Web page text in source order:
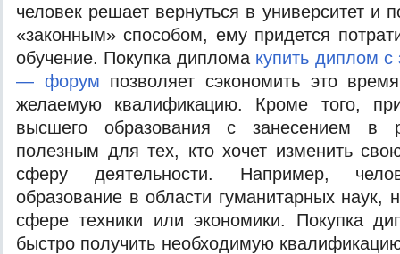
человек решает вернуться в университет и
«законным» способом, ему придется
обучение. Покупка диплома купить диплом с
— форум позволяет сэкономить это
желаемую квалификацию. Кроме того,
высшего образования с занесением в
полезным для тех, кто хочет изменить
сферу деятельности. Например,
образование в области гуманитарных наук,
сфере техники или экономики. Покупка
быстро получить необходимую